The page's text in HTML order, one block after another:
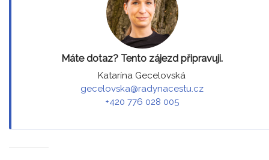
Máte dotaz? Tento zájezd připravuji.
Katarína Gecelovská
gecelovska@radynacestu.cz
+420 776 028 005